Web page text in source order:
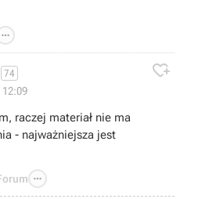

74
12:09

raczej materiał nie ma
- najważniejsza jest
